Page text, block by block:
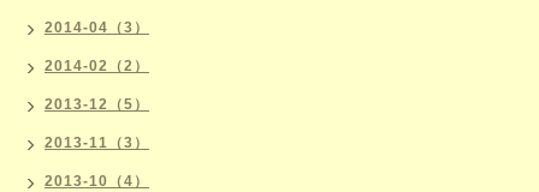
2014-04（3）
2014-02（2）
2013-12（5）
2013-11（3）
2013-10（4）